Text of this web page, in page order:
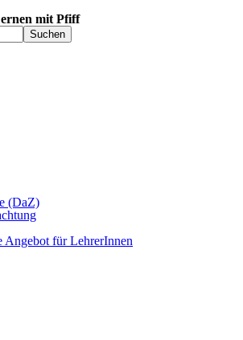
mit Pfiff
Suchen
(DaZ)
für LehrerInnen